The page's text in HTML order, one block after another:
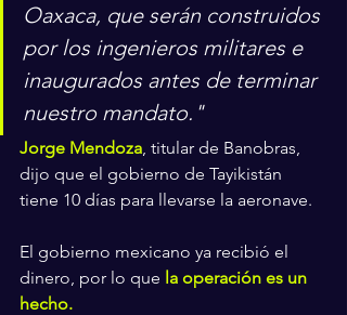
Oaxaca, que serán construidos
por los ingenieros militares e
inaugurados antes de terminar
nuestro mandato."
Jorge Mendoza , titular de Banobras,
dijo que el gobierno de Tayikistán
tiene 10 días para llevarse la aeronave.
El gobierno mexicano ya recibió el
dinero, por lo que la operación es un
hecho.